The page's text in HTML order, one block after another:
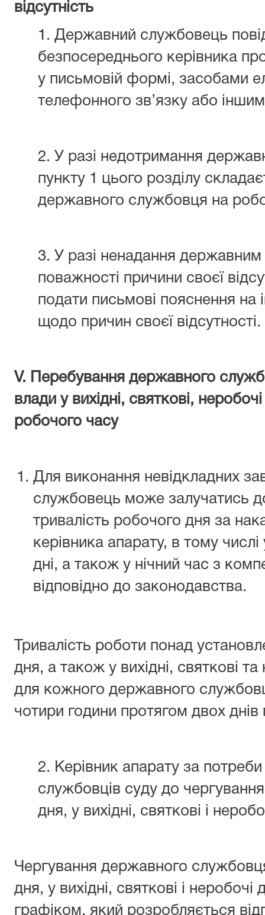
відсутність
1. Державний службовець
безпосереднього керівника
у письмовій формі, засобами
телефонного зв’язку або
2. У разі недотримання
пункту 1 цього розділу
державного службовця на
3. У разі ненадання
поважності причини своєї
подати письмові пояснення на
щодо причин своєї відсутності.
V. Перебування державного
влади у вихідні, святкові,
робочого часу
Для виконання невідкладних
службовець може залучатись
тривалість робочого дня за
керівника апарату, в тому числі
дні, а також у нічний час з
відповідно до законодавства.
Тривалість роботи понад
дня, а також у вихідні, святкові та
для кожного державного
чотири години протягом двох днів
2. Керівник апарату за
службовців суду до
дня, у вихідні, святкові і
Чергування державного
дня, у вихідні, святкові і неробочі
графіком, який розробляється